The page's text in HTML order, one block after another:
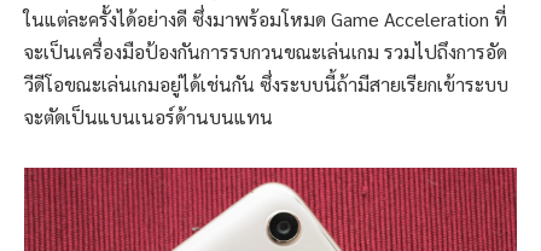
ในแต่ละครั้งได้อย่างดี ซึ่งมาพร้อมโหมด Game Acceleration ที่
จะเป็นเครื่องมือป้องกันการรบกวนขณะเล่นเกม รวมไปถึงการอัด
วีดีโอขณะเล่นเกมอยู่ได้เช่นกัน ซึ่งระบบนี้ถ้ามีสายเรียกเข้าระบบ
จะตัดเป็นแบนเนอร์ด้านบนแทน